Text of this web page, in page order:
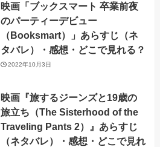
映画「ブックスマート 卒業前夜
のパーティーデビュー
（Booksmart）」あらすじ（ネ
タバレ）・感想・どこで見れる？
2022年10月3日
映画『旅するジーンズと19歳の
旅立ち（The Sisterhood of the
Traveling Pants 2）』あらすじ
（ネタバレ）・感想・どこで見れ